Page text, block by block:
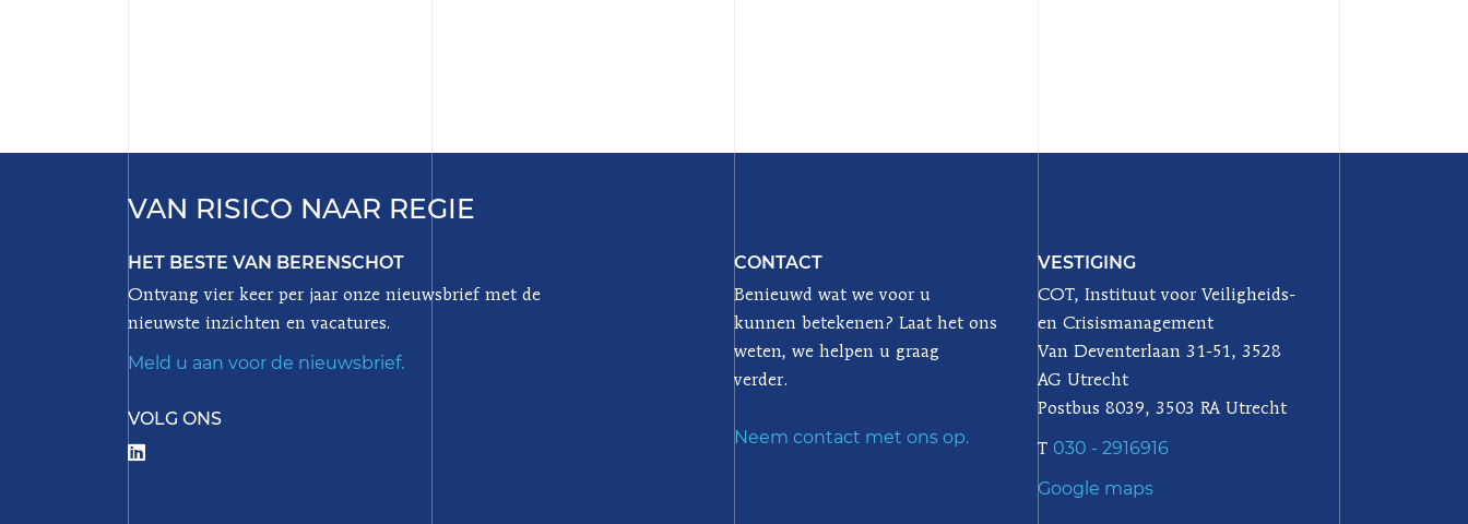
VAN RISICO NAAR REGIE
HET BESTE VAN BERENSCHOT
Ontvang vier keer per jaar onze nieuwsbrief met de
nieuwste inzichten en vacatures.
Meld u aan voor de nieuwsbrief.
VOLG ONS
CONTACT
Benieuwd wat we voor u
kunnen betekenen? Laat het ons
weten, we helpen u graag
verder.
Neem contact met ons op.
VESTIGING
COT, Instituut voor Veiligheids-
en Crisismanagement
Van Deventerlaan 31-51, 3528
AG Utrecht
Postbus 8039, 3503 RA Utrecht
T 030 - 2916916
Google maps